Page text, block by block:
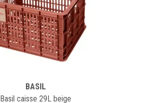
BASIL
Basil caisse 29L beige